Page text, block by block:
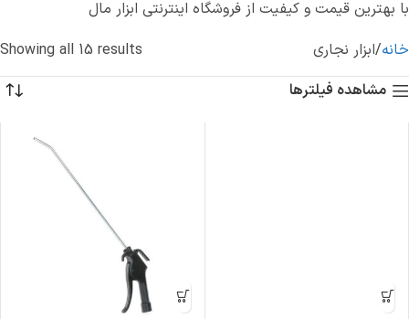
با بهترین قیمت و کیفیت از فروشگاه اینترنتی ابزار مال
خانه ابزار نجاری
Showing all 15 results
مشاهده فیلترها